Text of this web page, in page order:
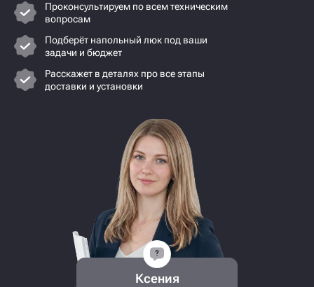
Проконсультируем по всем техническим
вопросам
Подберёт напольный люк под ваши
задачи и бюджет
Расскажет в деталях про все этапы
доставки и установки
Ксения